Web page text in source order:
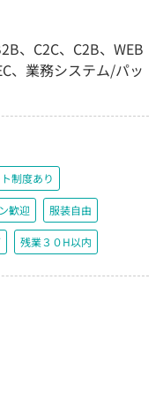
、C2C、C2B、WEB
、業務システム/パッ
制度あり
歓迎 服装自由
残業３０H以内